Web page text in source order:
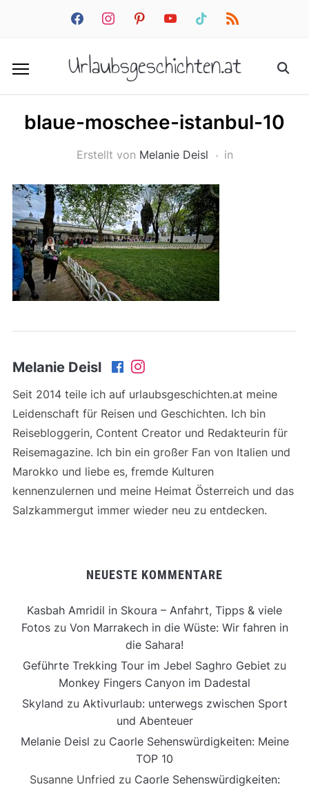
facebookinstagrampinterestyoutube tiktok rss
Urlaubsgeschichten.at
blaue-moschee-istanbul-10
Erstellt von Melanie Deisl in
Melanie Deisl
Seit 2014 teile ich auf urlaubsgeschichten.at meine
Leidenschaft für Reisen und Geschichten. Ich bin
Reisebloggerin, Content Creator und Redakteurin für
Reisemagazine. Ich bin ein großer Fan von Italien und
Marokko und liebe es, fremde Kulturen
kennenzulernen und meine Heimat Österreich und das
Salzkammergut immer wieder neu zu entdecken.
NEUESTE KOMMENTARE
Kasbah Amridil in Skoura – Anfahrt, Tipps & viele
Fotoszu Von Marrakech in die Wüste: Wir fahren in
die Sahara!
Geführte Trekking Tour im Jebel Saghro Gebiet zu
Monkey Fingers Canyon im Dadestal
Skyland zu Aktivurlaub: unterwegs zwischen Sport
und Abenteuer
Melanie Deisl zu Caorle Sehenswürdigkeiten: Meine
TOP 10
Susanne Unfried zu Caorle Sehenswürdigkeiten: